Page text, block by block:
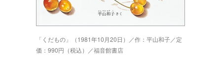
「くだもの」（1981年10月20日）／作：平山和子／定
価：990円（税込）／福音館書店